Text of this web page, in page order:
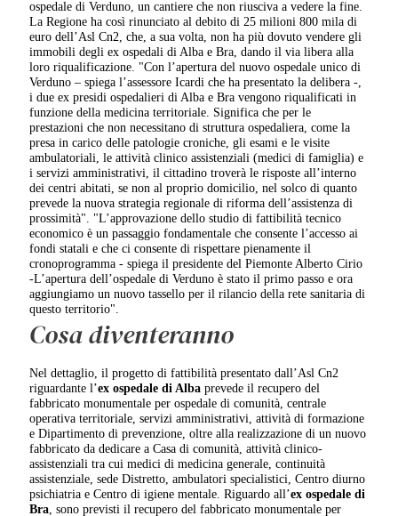
ospedale di Verduno, un cantiere che non riusciva a vedere la fine.
La Regione ha così rinunciato al debito di 25 milioni 800 mila di
euro dell’Asl Cn2, che, a sua volta, non ha più dovuto vendere gli
immobili degli ex ospedali di Alba e Bra, dando il via libera alla
loro riqualificazione. "Con l’apertura del nuovo ospedale unico di
Verduno – spiega l’assessore Icardi che ha presentato la delibera -,
i due ex presidi ospedalieri di Alba e Bra vengono riqualificati in
funzione della medicina territoriale. Significa che per le
prestazioni che non necessitano di struttura ospedaliera, come la
presa in carico delle patologie croniche, gli esami e le visite
ambulatoriali, le attività clinico assistenziali (medici di famiglia) e
i servizi amministrativi, il cittadino troverà le risposte all’interno
dei centri abitati, se non al proprio domicilio, nel solco di quanto
prevede la nuova strategia regionale di riforma dell’assistenza di
prossimità". "L’approvazione dello studio di fattibilità tecnico
economico è un passaggio fondamentale che consente l’accesso ai
fondi statali e che ci consente di rispettare pienamente il
cronoprogramma - spiega il presidente del Piemonte Alberto Cirio
-L’apertura dell’ospedale di Verduno è stato il primo passo e ora
aggiungiamo un nuovo tassello per il rilancio della rete sanitaria di
questo territorio".
Cosa diventeranno
Nel dettaglio, il progetto di fattibilità presentato dall’Asl Cn2
riguardante l’ex ospedale di Alba prevede il recupero del
fabbricato monumentale per ospedale di comunità, centrale
operativa territoriale, servizi amministrativi, attività di formazione
e Dipartimento di prevenzione, oltre alla realizzazione di un nuovo
fabbricato da dedicare a Casa di comunità, attività clinico-
assistenziali tra cui medici di medicina generale, continuità
assistenziale, sede Distretto, ambulatori specialistici, Centro diurno
psichiatria e Centro di igiene mentale. Riguardo all’ex ospedale di
Bra , sono previsti il recupero del fabbricato monumentale per